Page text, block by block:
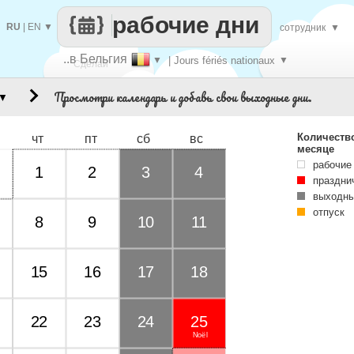
Сделай
..в Бельгия ▼ | Jours fériés nationaux ▼
рабочие дни
RU EN ▼ сотрудник ▼
Просмотри календарь и добавь свои выходные дни.
чт пт сб вс
1 2 3 4
8 9 10 11
15 16 17 18
22 23 24
Noël
25
месяце
отпуск